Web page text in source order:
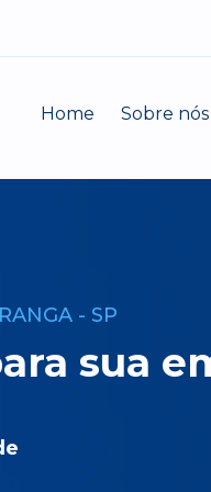
Home Sobre nós
- SP
sua